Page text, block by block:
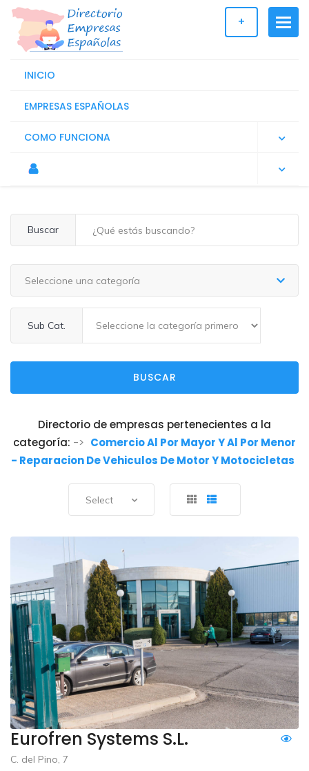
+
INICIO
EMPRESAS ESPAÑOLAS
COMO FUNCIONA
Buscar
Seleccione una categoría
Sub Cat.
BUSCAR
Directorio de empresas pertenecientes a la
categoría: -> Comercio Al Por Mayor Y Al Por Menor
- Reparacion De Vehiculos De Motor Y Motocicletas
Select
Eurofren Systems S.l.
C. del Pino, 7